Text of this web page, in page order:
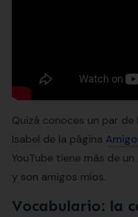
Quizá conoces un par de
Isabel de la página
YouTube tiene más de
y son amigos míos.
Vocabulario: la